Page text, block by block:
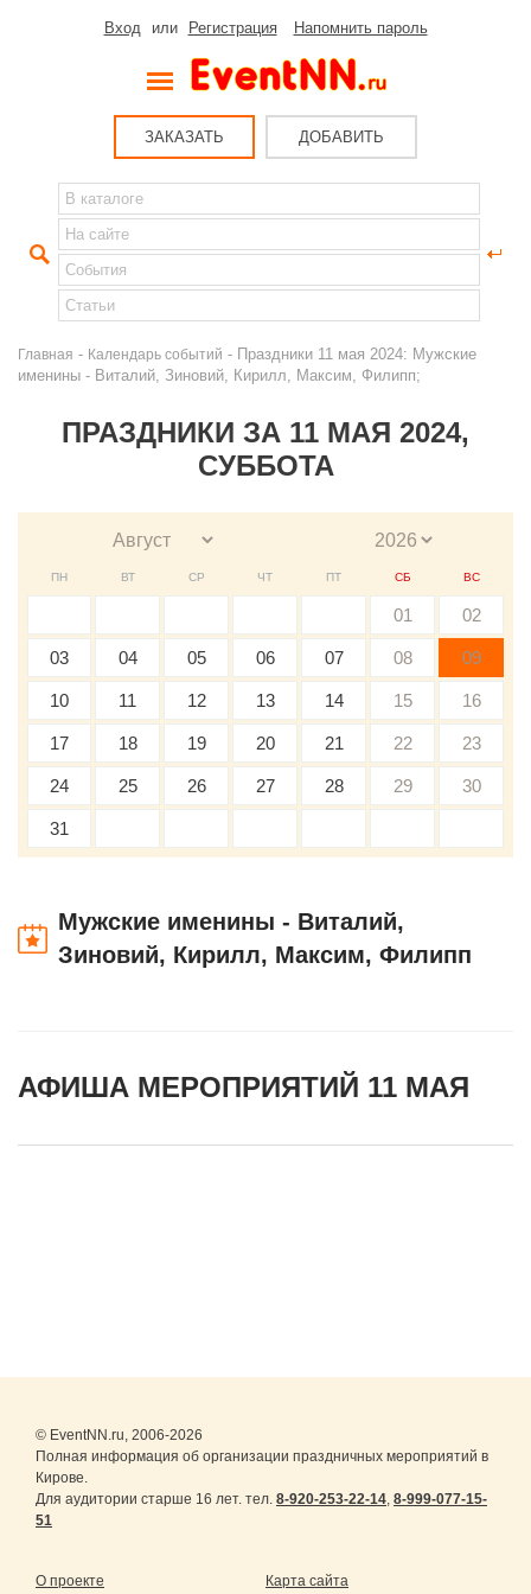
Вход или Регистрация Напомнить пароль
ЗАКАЗАТЬ ДОБАВИТЬ
Главная - Календарь событий - Праздники 11 мая 2024: Мужские
именины - Виталий, Зиновий, Кирилл, Максим, Филипп;
ПРАЗДНИКИ ЗА 11 МАЯ 2024,
СУББОТА
ПН ВТ СР ЧТ ПТ СБ ВС
01 02
03 04 05 06 07 08 09
10 11 12 13 14 15 16
17 18 19 20 21 22 23
24 25 26 27 28 29 30
31
Мужские именины - Виталий,
Зиновий, Кирилл, Максим, Филипп
АФИША МЕРОПРИЯТИЙ 11 МАЯ
© EventNN.ru, 2006-2026
Полная информация об организации праздничных мероприятий в
Кирове.
Для аудитории старше 16 лет. тел. 8-920-253-22-14, 8-999-077-15-
51
О проекте Карта сайта